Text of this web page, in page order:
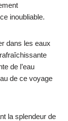
inoubliable.
dans les eaux
de l’eau
de ce voyage
la splendeur de